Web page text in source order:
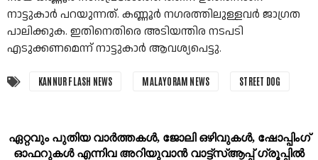
നാട്ടുകാര്‍ പറയുന്നത്. കണ്ണൂര്‍ നഗരത്തിലുള്ളവര്‍ ജാഗ്രത
പാലിക്കുക. ഇതിനെതിരെ അടിയന്തിര നടപടി
എടുക്കണമെന്ന് നാട്ടുകാര്‍ ആവശ്യപെട്ടു.
KANNUR FLASH NEWS MALAYORAM NEWS STREET DOG
ഏറ്റവും പുതിയ വാര്‍ത്തകള്‍, ജോലി ഒഴിവുകള്‍, ഷോപ്പിംഗ്‌
ഓഫറുകള്‍ എന്നിവ അറിയുവാന്‍ വാട്ട്സ്ആപ്പ് ഗ്രൂപ്പില്‍